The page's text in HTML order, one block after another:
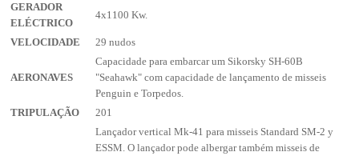
GERADOR
ELÉCTRICO
4x1100 Kw.
VELOCIDADE 29 nudos
AERONAVES
Capacidade para embarcar um Sikorsky SH-60B
"Seahawk" com capacidade de lançamento de misseis
Penguin e Torpedos.
TRIPULAÇÃO
201
Lançador vertical Mk-41 para misseis Standard SM-2 y
ESSM. O lançador pode albergar também misseis de